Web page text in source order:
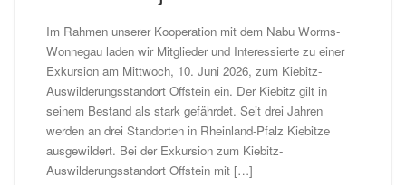
Im Rahmen unserer Kooperation mit dem Nabu Worms-
Wonnegau laden wir Mitglieder und Interessierte zu einer
Exkursion am Mittwoch, 10. Juni 2026, zum Kiebitz-
Auswilderungsstandort Offstein ein. Der Kiebitz gilt in
seinem Bestand als stark gefährdet. Seit drei Jahren
werden an drei Standorten in Rheinland-Pfalz Kiebitze
ausgewildert. Bei der Exkursion zum Kiebitz-
Auswilderungsstandort Offstein mit […]